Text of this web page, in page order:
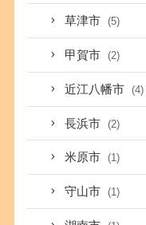
草津市 (5)
甲賀市 (2)
近江八幡市 (4)
長浜市 (2)
米原市 (1)
守山市 (1)